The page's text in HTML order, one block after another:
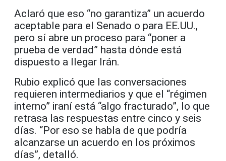
Aclaró que eso “no garantiza” un acuerdo
aceptable para el Senado o para EE.UU.,
pero sí abre un proceso para “poner a
prueba de verdad” hasta dónde está
dispuesto a llegar Irán.
Rubio explicó que las conversaciones
requieren intermediarios y que el “régimen
interno” iraní está “algo fracturado”, lo que
retrasa las respuestas entre cinco y seis
días. “Por eso se habla de que podría
alcanzarse un acuerdo en los próximos
días”, detalló.